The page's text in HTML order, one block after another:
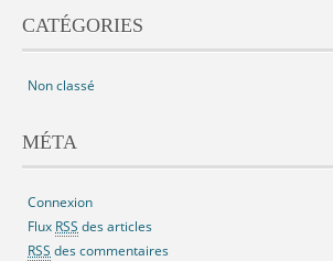
CATÉGORIES
Non classé
MÉTA
Connexion
Flux RSS des articles
RSS des commentaires